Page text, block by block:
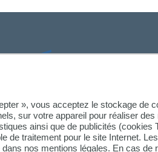
», vous acceptez le stockage de
sur votre appareil pour réaliser des
ainsi que de publicités (cookies
de traitement pour le site Internet.
nos mentions légales. En cas de